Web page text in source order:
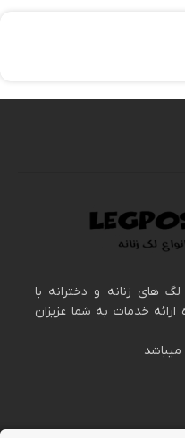
های زنانه و دخترانه با
ارائه خدمات به شما عزیزان
میباشد